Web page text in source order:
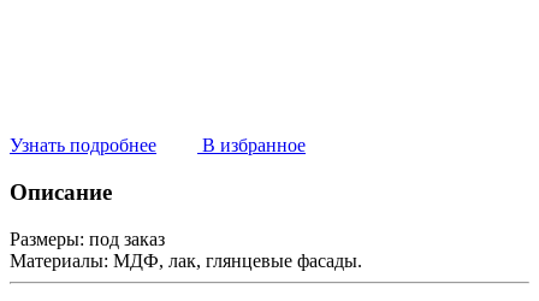
Узнать подробнее В избранное
Описание
Размеры: под заказ
Материалы: МДФ, лак, глянцевые фасады.